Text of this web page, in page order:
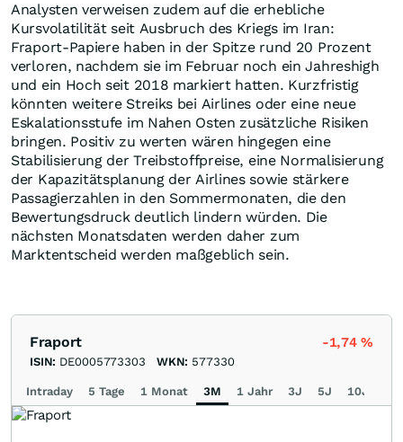
Analysten verweisen zudem auf die erhebliche
Kursvolatilität seit Ausbruch des Kriegs im Iran:
Fraport-Papiere haben in der Spitze rund 20 Prozent
verloren, nachdem sie im Februar noch ein Jahreshigh
und ein Hoch seit 2018 markiert hatten. Kurzfristig
könnten weitere Streiks bei Airlines oder eine neue
Eskalationsstufe im Nahen Osten zusätzliche Risiken
bringen. Positiv zu werten wären hingegen eine
Stabilisierung der Treibstoffpreise, eine Normalisierung
der Kapazitätsplanung der Airlines sowie stärkere
Passagierzahlen in den Sommermonaten, die den
Bewertungsdruck deutlich lindern würden. Die
nächsten Monatsdaten werden daher zum
Marktentscheid werden maßgeblich sein.
Fraport -1,74%
ISIN: DE0005773303 WKN: 577330
Intraday 5 Tage 1 Monat 3M 1 Jahr 3J 5J 10J